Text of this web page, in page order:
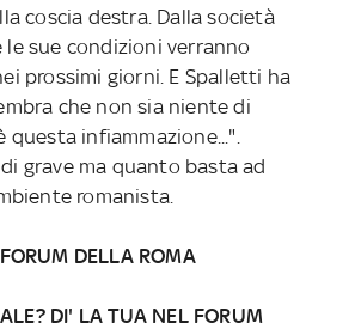
coscia destra. Dalla società
le sue condizioni verranno
prossimi giorni. E Spalletti ha
che non sia niente di
questa infiammazione...".
grave ma quanto basta ad
romanista.
DELLA ROMA
DI' LA TUA NEL FORUM